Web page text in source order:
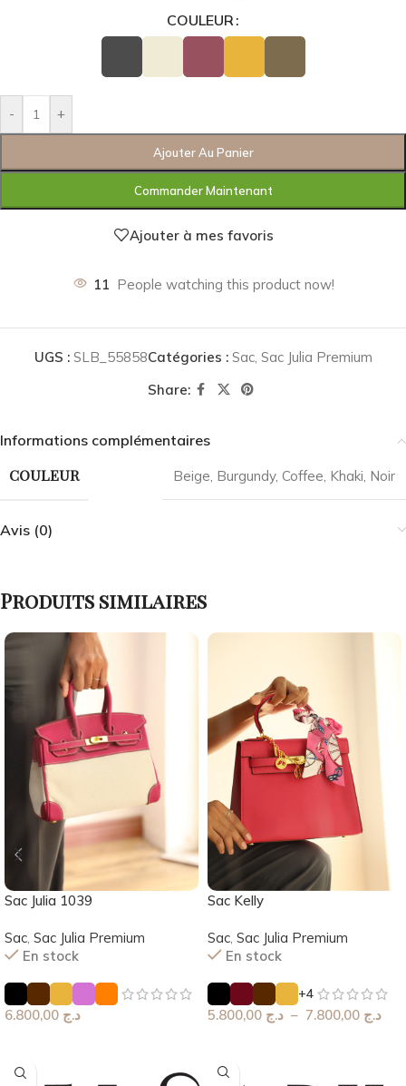
COULEUR
- +
Ajouter Au Panier
Commander Maintenant
Ajouter à mes favoris
11 People watching this product now!
UGS : SLB_55858Catégories : Sac, Sac Julia Premium
Share:
Informations complémentaires
COULEUR Beige, Burgundy, Coffee, Khaki, Noir
Avis (0)
Produits similaires
Sac Julia 1039
Sac, Sac Julia Premium
En stock
د.ج
Sac Kelly
Sac Sac Julia Premium
En stock
+4
د.ج – د.ج